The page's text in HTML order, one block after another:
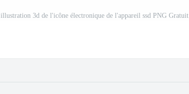
illustration 3d de l'icône électronique de l'appareil ssd PNG Gratuit